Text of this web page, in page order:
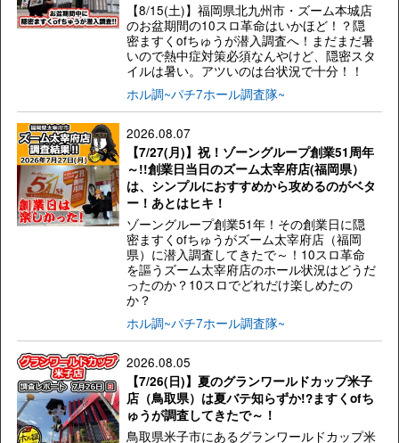
【8/15(土)】福岡県北九州市・ズーム本城店
のお盆期間の10スロ革命はいかほど！？隠
密ますくofちゅうが潜入調査へ！まだまだ暑
いので熱中症対策必須なんやけど、隠密スタ
イルは暑い。アツいのは台状況で十分！！
ホル調~パチ7ホール調査隊~
2026.08.07
【7/27(月)】祝！ゾーングループ創業51周年
～!!創業日当日のズーム太宰府店(福岡県）
は、シンプルにおすすめから攻めるのがベタ
ー！あとはヒキ！
ゾーングループ創業51年！その創業日に隠
密ますくofちゅうがズーム太宰府店（福岡
県）に潜入調査してきたで～！10スロ革命
を謳うズーム太宰府店のホール状況はどうだ
ったのか？10スロでどれだけ楽しめたの
か？
ホル調~パチ7ホール調査隊~
2026.08.05
【7/26(日)】夏のグランワールドカップ米子
店（鳥取県）は夏バテ知らずか!?ますくofち
ゅうが調査してきたで～！
鳥取県米子市にあるグランワールドカップ米